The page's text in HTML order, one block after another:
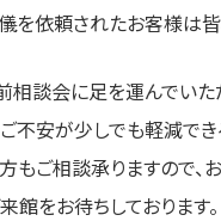
を依頼されたお客様は皆
相談会に足を運んでいた
不安が少しでも軽減で
もご相談承りますので、
館をお待ちしております。